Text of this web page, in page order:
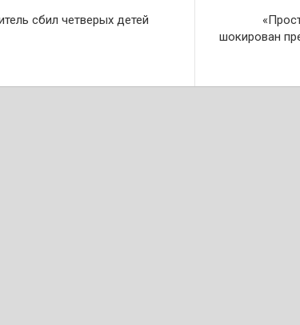
сбил четверых детей
шокирован